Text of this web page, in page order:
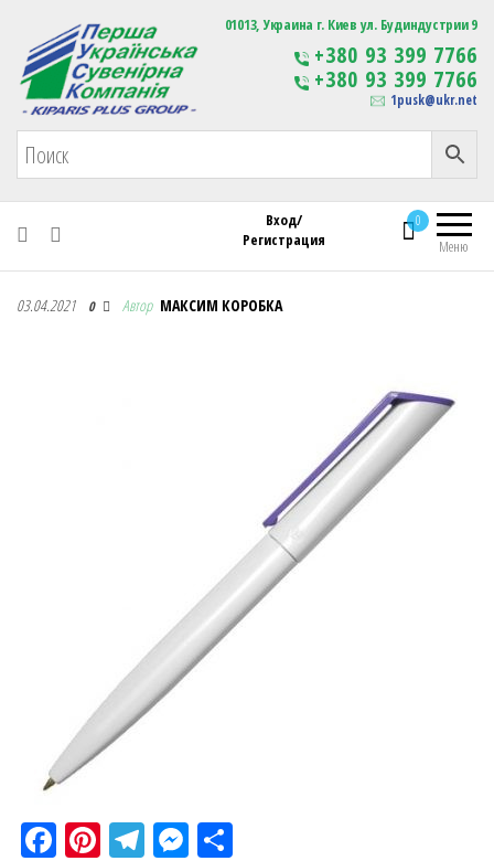
Первая Украинская Сувенирная Компания Изготовление
сувенирной продукции
с логотипом
01013, Украина г. Киев ул. Будиндустрии 9
+380 93 399 7766
+380 93 399 7766
1pusk@ukr.net
Меню
0
Вход/
Регистрация
Первая Украинская Сувенирная Компания
03.04.2021 0 Автор МАКСИМ КОРОБКА
Fa Pi Te M